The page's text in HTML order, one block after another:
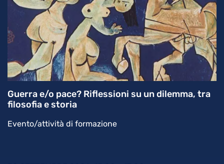
Guerra e/o pace? Riflessioni su un dilemma, tra
filosofia e storia
Evento/attività di formazione